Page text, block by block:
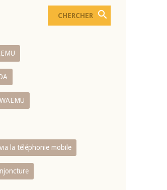
la téléphonie mobile